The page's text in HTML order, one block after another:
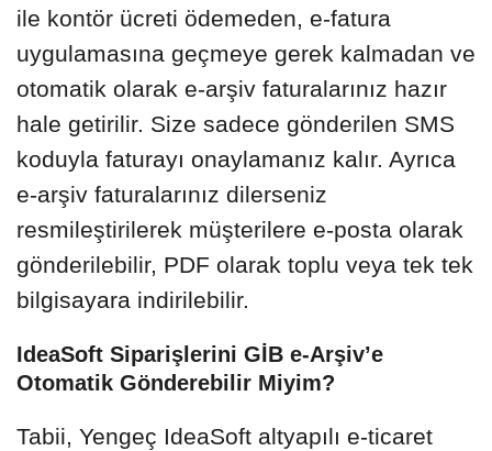
ile kontör ücreti ödemeden, e-fatura
uygulamasına geçmeye gerek kalmadan ve
otomatik olarak e-arşiv faturalarınız hazır
hale getirilir. Size sadece gönderilen SMS
koduyla faturayı onaylamanız kalır. Ayrıca
e-arşiv faturalarınız dilerseniz
resmileştirilerek müşterilere e-posta olarak
gönderilebilir, PDF olarak toplu veya tek tek
bilgisayara indirilebilir.
IdeaSoft Siparişlerini GİB e-Arşiv’e
Otomatik Gönderebilir Miyim?
Tabii, Yengeç IdeaSoft altyapılı e-ticaret